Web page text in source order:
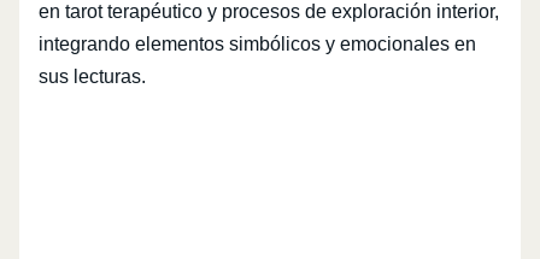
en tarot terapéutico y procesos de exploración interior,
integrando elementos simbólicos y emocionales en
sus lecturas.